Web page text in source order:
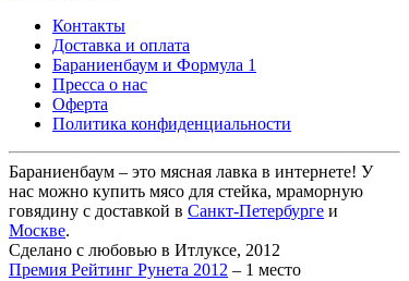
Контакты
Доставка и оплата
Бараниенбаум и Формула 1
Пресса о нас
Оферта
Политика конфиденциальности
Бараниенбаум – это мясная лавка в интернете! У
нас можно купить мясо для стейка, мраморную
говядину с доставкой в Санкт-Петербурге и
Москве.
Сделано с любовью в Итлуксе, 2012
Премия Рейтинг Рунета 2012 – 1 место